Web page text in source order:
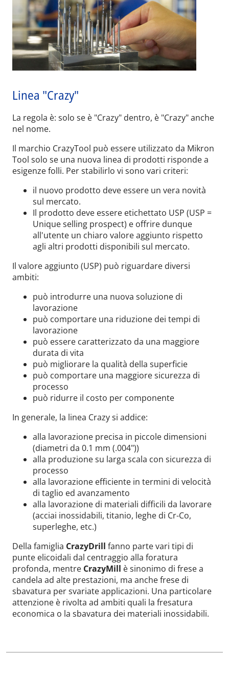
Linea "Crazy"
La regola è: solo se è "Crazy" dentro, è "Crazy" anche
nel nome.
Il marchio CrazyTool può essere utilizzato da Mikron
Tool solo se una nuova linea di prodotti risponde a
esigenze folli. Per stabilirlo vi sono vari criteri:
il nuovo prodotto deve essere un vera novità
sul mercato.
Il prodotto deve essere etichettato USP (USP =
Unique selling prospect) e offrire dunque
all'utente un chiaro valore aggiunto rispetto
agli altri prodotti disponibili sul mercato.
Il valore aggiunto (USP) può riguardare diversi
ambiti:
può introdurre una nuova soluzione di
lavorazione
può comportare una riduzione dei tempi di
lavorazione
può essere caratterizzato da una maggiore
durata di vita
può migliorare la qualità della superficie
può comportare una maggiore sicurezza di
processo
può ridurre il costo per componente
In generale, la linea Crazy si addice:
alla lavorazione precisa in piccole dimensioni
(diametri da 0.1 mm (.004"))
alla produzione su larga scala con sicurezza di
processo
alla lavorazione efficiente in termini di velocità
di taglio ed avanzamento
alla lavorazione di materiali difficili da lavorare
(acciai inossidabili, titanio, leghe di Cr-Co,
superleghe, etc.)
Della famiglia CrazyDrill fanno parte vari tipi di
punte elicoidali dal centraggio alla foratura
profonda, mentre CrazyMill è sinonimo di frese a
candela ad alte prestazioni, ma anche frese di
sbavatura per svariate applicazioni. Una particolare
attenzione è rivolta ad ambiti quali la fresatura
economica o la sbavatura dei materiali inossidabili.